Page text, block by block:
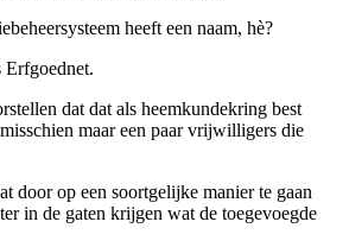
heeft een naam, hè?
dat dat als heemkundekring best
maar een paar vrijwilligers die
door op een soortgelijke manier te gaan
in de gaten krijgen wat de toegevoegde